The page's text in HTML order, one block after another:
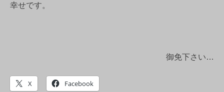
幸せです。
御免下さい…
X Facebook